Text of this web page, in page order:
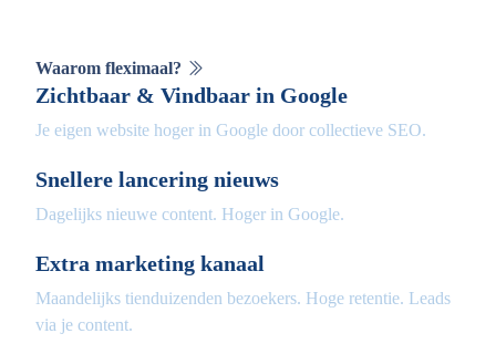
Waarom fleximaal?
Zichtbaar & Vindbaar in Google
Je eigen website hoger in Google door collectieve SEO.
Snellere lancering nieuws
Dagelijks nieuwe content. Hoger in Google.
Extra marketing kanaal
Maandelijks tienduizenden bezoekers. Hoge retentie. Leads
via je content.